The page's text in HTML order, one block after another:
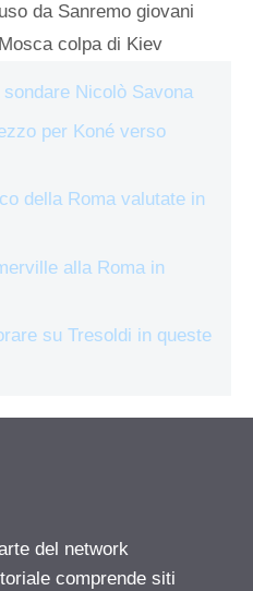
da Sanremo giovani
colpa di Kiev
Nicolò Savona
per Koné verso
della Roma valutate in
alla Roma in
su Tresoldi in queste
del network
comprende siti